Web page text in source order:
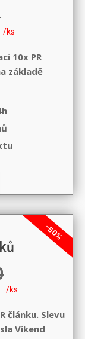
/ks
10x PR
základě
-50%
/ks
článku. Slevu
Víkend